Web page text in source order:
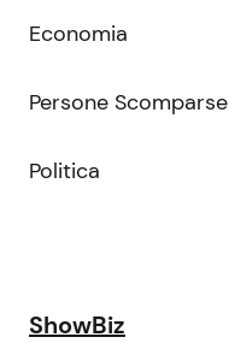
Economia
Persone Scomparse
Politica
ShowBiz